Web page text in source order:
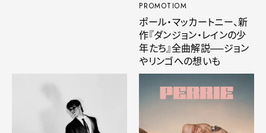
PROMOTIOM
ポール・マッカートニー、新
作『ダンジョン・レインの少
年たち』全曲解説──ジョン
やリンゴへの想いも